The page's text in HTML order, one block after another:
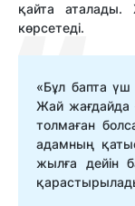
қайта аталады.
көрсетеді.
«Бұл бапта үш
Жай жағдайда
толмаған
адамның
жылға дейін